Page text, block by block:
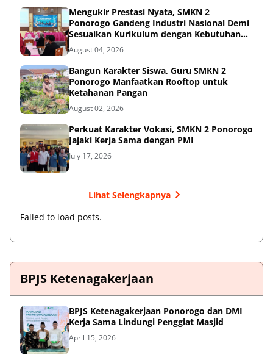
Mengukir Prestasi Nyata, SMKN 2
Ponorogo Gandeng Industri Nasional Demi
Sesuaikan Kurikulum dengan Kebutuhan
Dunia Kerja
August 04, 2026
Bangun Karakter Siswa, Guru SMKN 2
Ponorogo Manfaatkan Rooftop untuk
Ketahanan Pangan
August 02, 2026
Perkuat Karakter Vokasi, SMKN 2 Ponorogo
Jajaki Kerja Sama dengan PMI
July 17, 2026
Lihat Selengkapnya
Failed to load posts.
BPJS Ketenagakerjaan
BPJS Ketenagakerjaan Ponorogo dan DMI
Kerja Sama Lindungi Penggiat Masjid
April 15, 2026